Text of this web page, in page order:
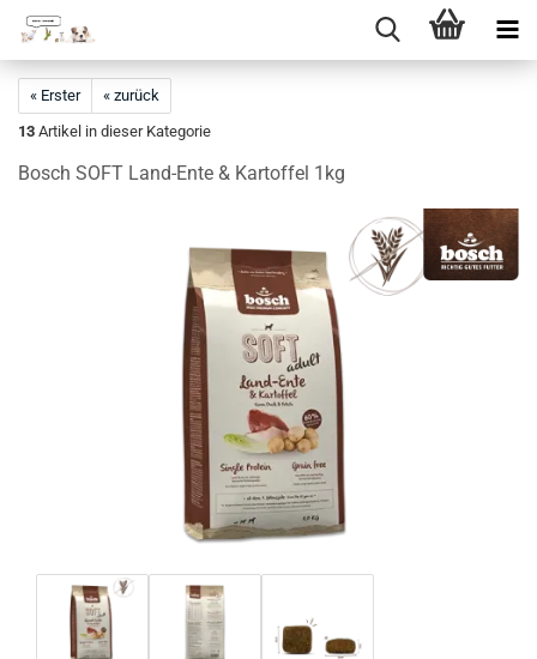
Hauptinhalt
« Erster
« zurück
13 Artikel in dieser Kategorie
Bosch SOFT Land-Ente & Kartoffel 1kg